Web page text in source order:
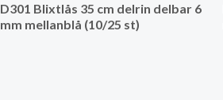
D301 Blixtlås 35 cm delrin delbar 6
mm mellanblå (10/25 st)